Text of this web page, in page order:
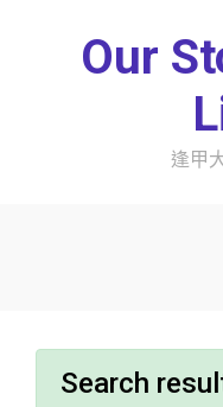
Our
逢甲
Search